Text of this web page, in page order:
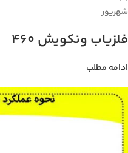
شهریور
فلزیاب ونکویش 460
ادامه مطلب